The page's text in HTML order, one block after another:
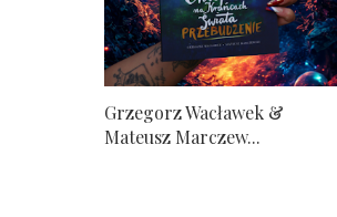
Grzegorz Wacławek &
Mateusz Marczew...